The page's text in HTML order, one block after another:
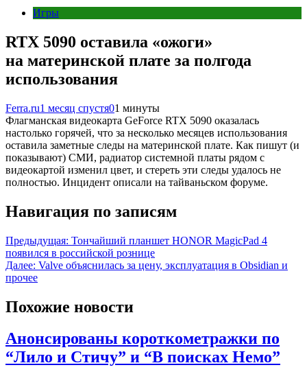
Игры
RTX 5090 оставила «ожоги»
на материнской плате за полгода
использования
Ferra.ru1 месяц спустя01 минуты
Флагманская видеокарта GeForce RTX 5090 оказалась
настолько горячей, что за несколько месяцев использования
оставила заметные следы на материнской плате. Как пишут (и
показывают) СМИ, радиатор системной платы рядом с
видеокартой изменил цвет, и стереть эти следы удалось не
полностью. Инцидент описали на тайваньском форуме.
Навигация по записям
Предыдущая: Тончайший планшет HONOR MagicPad 4
появился в российской рознице
Далее: Valve объяснилась за цену, эксплуатация в Obsidian и
прочее
Похожие новости
Анонсированы короткометражки по
“Лило и Стичу” и “В поисках Немо”